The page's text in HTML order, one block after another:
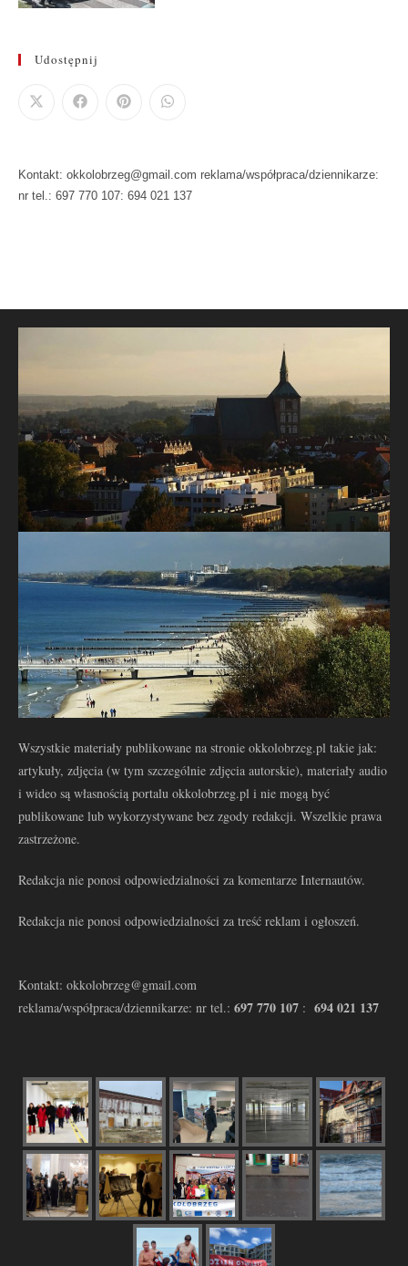
Udostępnij
Kontakt: okkolobrzeg@gmail.com reklama/współpraca/dziennikarze:
nr tel.: 697 770 107: 694 021 137
Wszystkie materiały publikowane na stronie okkolobrzeg.pl takie jak:
artykuły, zdjęcia (w tym szczególnie zdjęcia autorskie), materiały audio
i wideo są własnością portalu okkolobrzeg.pl i nie mogą być
publikowane lub wykorzystywane bez zgody redakcji. Wszelkie prawa
zastrzeżone.
Redakcja nie ponosi odpowiedzialności za komentarze Internautów.
Redakcja nie ponosi odpowiedzialności za treść reklam i ogłoszeń.
Kontakt: okkolobrzeg@gmail.com
reklama/współpraca/dziennikarze: nr tel.: 697 770 107 : 694 021 137